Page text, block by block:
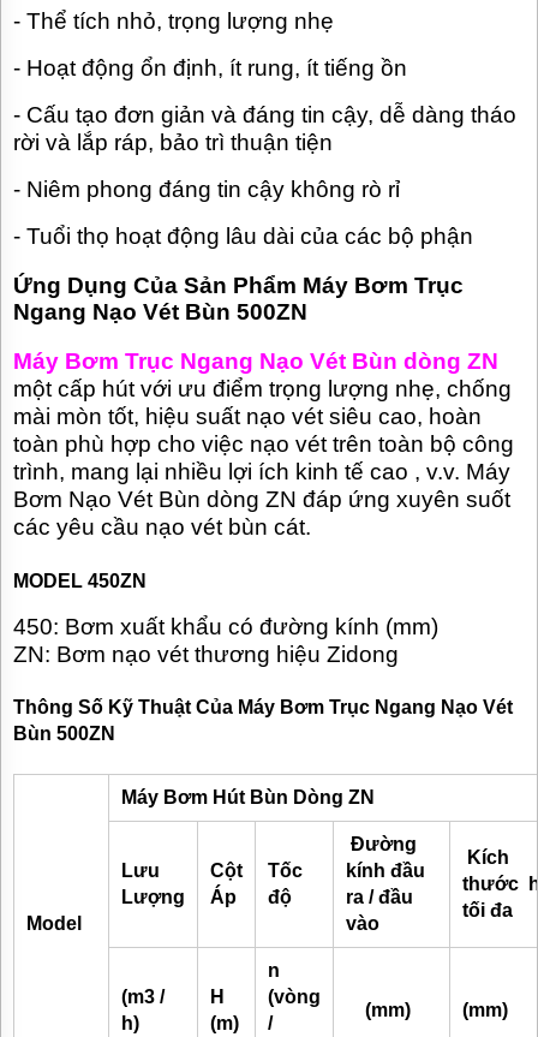
- Thể tích nhỏ, trọng lượng nhẹ
- Hoạt động ổn định, ít rung, ít tiếng ồn
- Cấu tạo đơn giản và đáng tin cậy, dễ dàng tháo
rời và lắp ráp, bảo trì thuận tiện
- Niêm phong đáng tin cậy không rò rỉ
- Tuổi thọ hoạt động lâu dài của các bộ phận
Ứng Dụng Của Sản Phẩm Máy Bơm Trục
Ngang Nạo Vét Bùn 500ZN
Máy Bơm Trục Ngang Nạo Vét Bùn dòng ZN
một cấp hút với ưu điểm trọng lượng nhẹ, chống
mài mòn tốt, hiệu suất nạo vét siêu cao, hoàn
toàn phù hợp cho việc nạo vét trên toàn bộ công
trình, mang lại nhiều lợi ích kinh tế cao , v.v. Máy
Bơm Nạo Vét Bùn dòng ZN đáp ứng xuyên suốt
các yêu cầu nạo vét bùn cát.
MODEL 450ZN
450: Bơm xuất khẩu có đường kính (mm)
ZN: Bơm nạo vét thương hiệu Zidong
Thông Số Kỹ Thuật Của Máy Bơm Trục Ngang Nạo Vét
Bùn 500ZN
Model
Máy Bơm Hút Bùn Dòng ZN
Lưu
Lượng
Cột
Áp
Tốc
độ
Đường
kính đầu
ra / đầu
vào
Kích
thước
tối đa
(m3 /
h)
H
(m)
n
(vòng
/
(mm) (mm)